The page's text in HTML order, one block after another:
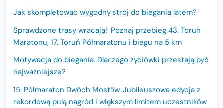
Jak skompletować wygodny strój do biegania latem?
Sprawdzone trasy wracają! Poznaj przebieg 43. Toruń
Maratonu, 17. Toruń Półmaratonu i biegu na 5 km
Motywacja do biegania. Dlaczego życiówki przestają być
najważniejsze?
15. Półmaraton Dwóch Mostów. Jubileuszowa edycja z
rekordową pulą nagród i większym limitem uczestników